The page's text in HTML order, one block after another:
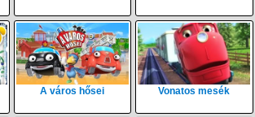
A város hősei Vonatos mesék